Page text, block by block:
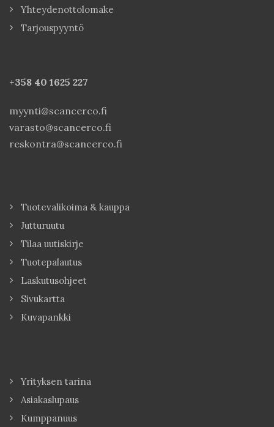
Yhteydenottolomake
Tarjouspyyntö
+358 40 1625 227
myynti@scancerco.fi
varasto@scancerco.fi
reskontra@scancerco.fi
Tuotevalikoima & kauppa
Jutturuutu
Tilaa uutiskirje
Tuotepalautus
Laskutusohjeet
Sivukartta
Kuvapankki
Yrityksen tarina
Asiakaslupaus
Kumppanuus